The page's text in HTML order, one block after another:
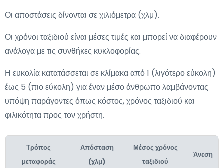
Οι αποστάσεις δίνονται σε χιλιόμετρα (χλμ).
Οι χρόνοι ταξιδιού είναι μέσες τιμές και μπορεί να διαφέρουν
ανάλογα με τις συνθήκες κυκλοφορίας.
Η ευκολία κατατάσσεται σε κλίμακα από 1 (λιγότερο εύκολη)
έως 5 (πιο εύκολη) για έναν μέσο άνθρωπο λαμβάνοντας
υπόψη παράγοντες όπως κόστος, χρόνος ταξιδιού και
φιλικότητα προς τον χρήστη.
Τρόπος
μεταφοράς
Απόσταση
(χλμ)
Μέσος χρόνος
ταξιδιού
Άνεση